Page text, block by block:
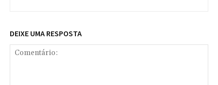
DEIXE UMA RESPOSTA